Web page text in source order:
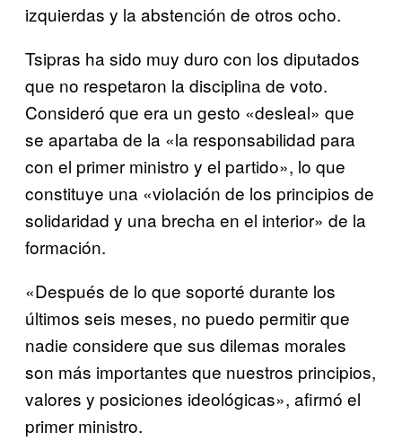
izquierdas y la abstención de otros ocho.
Tsipras ha sido muy duro con los diputados
que no respetaron la disciplina de voto.
Consideró que era un gesto «desleal» que
se apartaba de la «la responsabilidad para
con el primer ministro y el partido», lo que
constituye una «violación de los principios de
solidaridad y una brecha en el interior» de la
formación.
«Después de lo que soporté durante los
últimos seis meses, no puedo permitir que
nadie considere que sus dilemas morales
son más importantes que nuestros principios,
valores y posiciones ideológicas», afirmó el
primer ministro.